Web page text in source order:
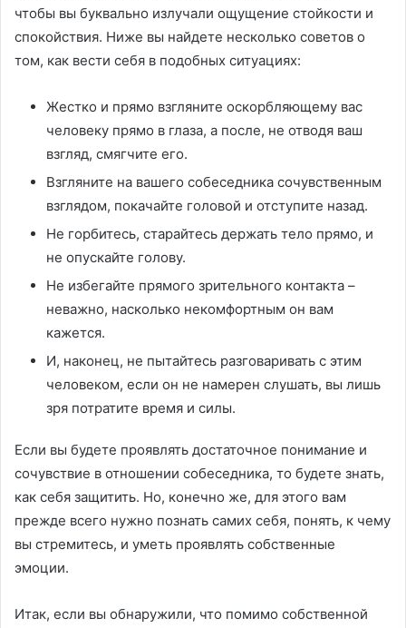
чтобы вы буквально излучали ощущение стойкости и
спокойствия. Ниже вы найдете несколько советов о
том, как вести себя в подобных ситуациях:
Жестко и прямо взгляните оскорбляющему вас
человеку прямо в глаза, а после, не отводя ваш
взгляд, смягчите его.
Взгляните на вашего собеседника сочувственным
взглядом, покачайте головой и отступите назад.
Не горбитесь, старайтесь держать тело прямо, и
не опускайте голову.
Не избегайте прямого зрительного контакта –
неважно, насколько некомфортным он вам
кажется.
И, наконец, не пытайтесь разговаривать с этим
человеком, если он не намерен слушать, вы лишь
зря потратите время и силы.
Если вы будете проявлять достаточное понимание и
сочувствие в отношении собеседника, то будете знать,
как себя защитить. Но, конечно же, для этого вам
прежде всего нужно познать самих себя, понять, к чему
вы стремитесь, и уметь проявлять собственные
эмоции.
Итак, если вы обнаружили, что помимо собственной